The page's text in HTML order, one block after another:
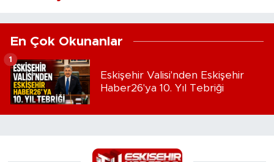
En Çok Okunanlar
Eskişehir Valisi'nden Eskişehir
Haber26'ya 10. Yıl Tebriği
1